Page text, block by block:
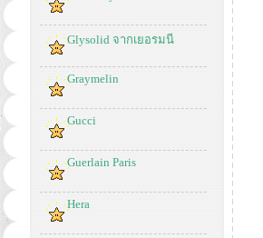
Glysolid จากเยอรมนี
Graymelin
Gucci
Guerlain Paris
Hera